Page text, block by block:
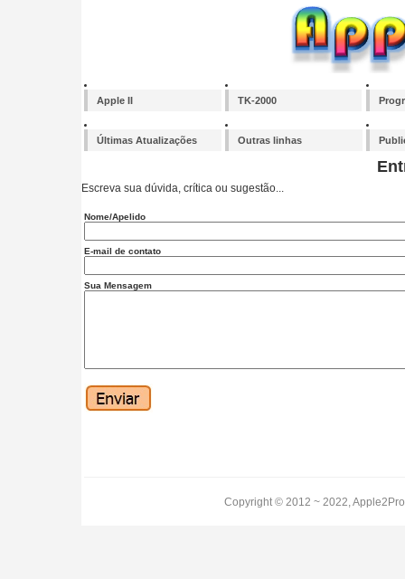
Apple II TK-2000
Últimas Atualizações Outras linhas
Escreva sua dúvida, crítica ou sugestão...
Nome/Apelido
E-mail de contato
Sua Mensagem
Copyright © 2012 ~ 2022,